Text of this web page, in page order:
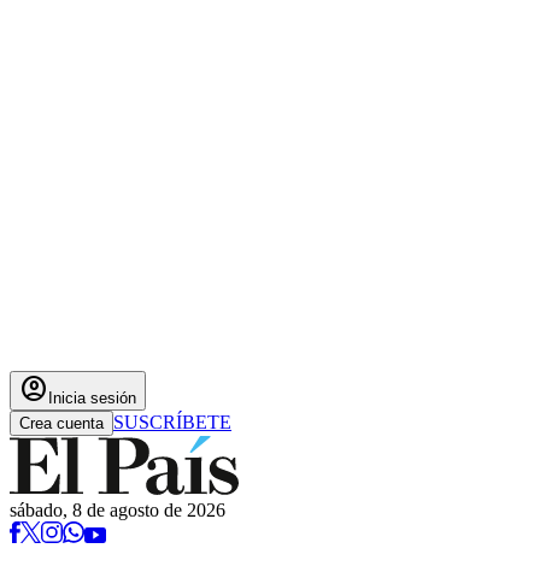
account_circle Inicia sesión
Crea cuenta SUSCRÍBETE
sábado, 8 de agosto de 2026